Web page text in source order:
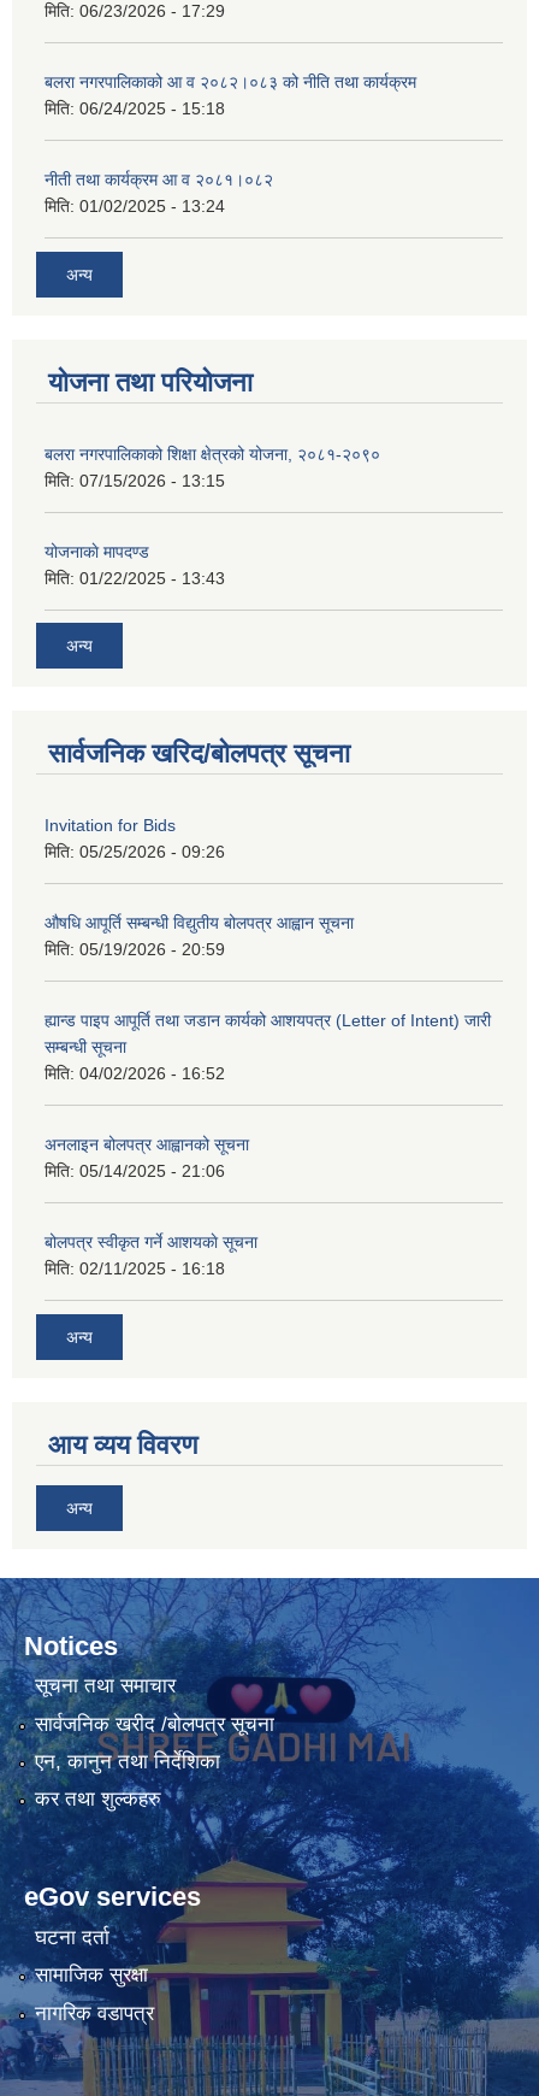
मिति: 06/23/2026 - 17:29
बलरा नगरपालिकाको आ व २०८२।०८३ को नीति तथा कार्यक्रम
मिति: 06/24/2025 - 15:18
नीती तथा कार्यक्रम आ व २०८१।०८२
मिति: 01/02/2025 - 13:24
अन्य
योजना तथा परियोजना
बलरा नगरपालिकाको शिक्षा क्षेत्रको योजना, २०८१-२०९०
मिति: 07/15/2026 - 13:15
योजनाकाे मापदण्ड
मिति: 01/22/2025 - 13:43
अन्य
सार्वजनिक खरिद/बोलपत्र सूचना
Invitation for Bids
मिति: 05/25/2026 - 09:26
औषधि आपूर्ति सम्बन्धी विद्युतीय बोलपत्र आह्वान सूचना
मिति: 05/19/2026 - 20:59
ह्यान्ड पाइप आपूर्ति तथा जडान कार्यको आशयपत्र (Letter of Intent) जारी
सम्बन्धी सूचना
मिति: 04/02/2026 - 16:52
अनलाइन बोलपत्र आह्वानको सूचना
मिति: 05/14/2025 - 21:06
बोलपत्र स्वीकृत गर्ने आशयकाे सूचना
मिति: 02/11/2025 - 16:18
अन्य
आय व्यय विवरण
अन्य
Notices
सूचना तथा समाचार
सार्वजनिक खरीद /बोलपत्र सूचना
एन, कानुन तथा निर्देशिका
कर तथा शुल्कहरु
eGov services
घटना दर्ता
सामाजिक सुरक्षा
नागरिक वडापत्र